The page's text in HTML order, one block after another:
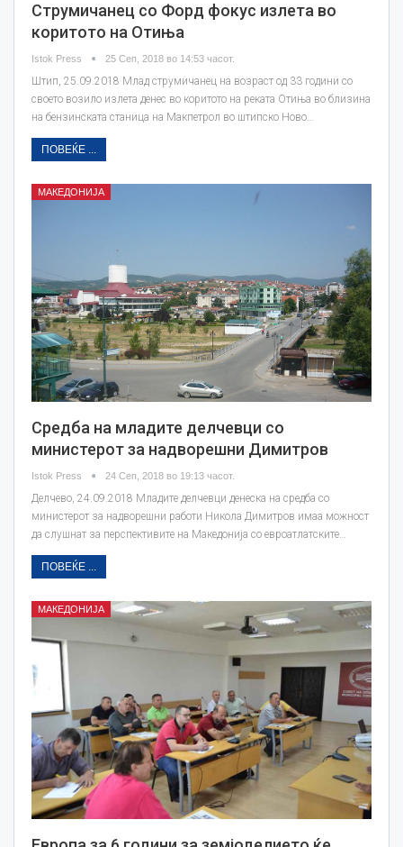
Струмичанец со Форд фокус излета во
коритото на Отиња
Istok Press 25 Сеп, 2018 во 14:53 часот.
Штип, 25.09.2018 Млад струмичанец на возраст од 33 години со
своето возило излета денес во коритото на реката Отиња во близина
на бензинската станица на Макпетрол во штипско Ново…
ПОВЕЌЕ ...
МАКЕДОНИЈА
Средба на младите делчевци со
министерот за надворешни Димитров
Istok Press 24 Сеп, 2018 во 19:13 часот.
Делчево, 24.09.2018 Младите делчевци денеска на средба со
министерот за надворешни работи Никола Димитров имаа можност
да слушнат за перспективите на Македонија со евроатлатските…
ПОВЕЌЕ ...
МАКЕДОНИЈА